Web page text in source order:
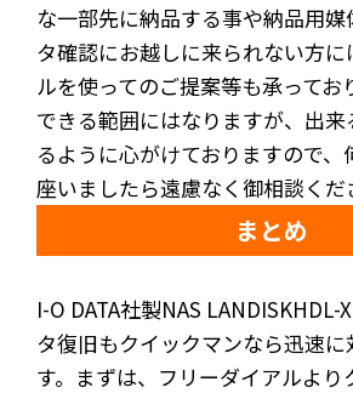
な一部先に納品する事や納品用
タ確認にお越しに来られない方に
ルを使ってのご提案等も承ってお
できる範囲にはなりますが、出
るように心がけておりますので
座いましたら遠慮なく御相談くだ
まとめ
I-O DATA社製NAS LANDISKHDL-
タ復旧もクイックマンなら迅速に
す。まずは、フリーダイアルより